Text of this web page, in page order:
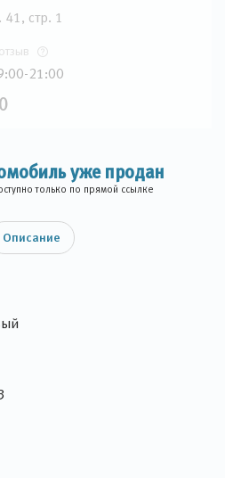
стр. 1
21:00
уже продан
только по прямой ссылке
Описание